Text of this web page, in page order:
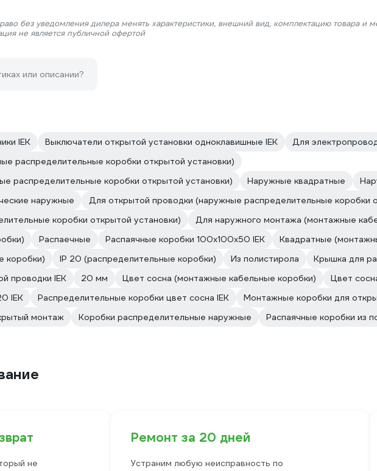
без уведомления дилера менять характеристики, внешний вид, комплектацию товара и
не является публичной офертой
или описании?
IEK Выключатели открытой установки одноклавишные IEK
Для
распределительные коробки открытой установки)
распределительные коробки открытой установки)
Наружные квадратные
наружные
Для открытой проводки (наружные распределительные коробки
коробки открытой установки)
Для наружного монтажа (монтажные
Распаечные Распаячные коробки 100х100х50 IEK
Квадратные
коробки)
IP 20 (распределительные коробки) Из полистирола
Крышка для
проводки IEK
20 мм Цвет сосна (монтажные кабельные коробки)
Цвет
IEK
Распределительные коробки цвет сосна IEK
Монтажные коробки для
монтаж
Коробки распределительные наружные Распаячные коробки из
не
Ремонт за 20 дней
Устраним любую неисправность по